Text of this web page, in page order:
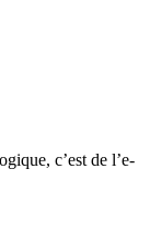
c’est de l’e-